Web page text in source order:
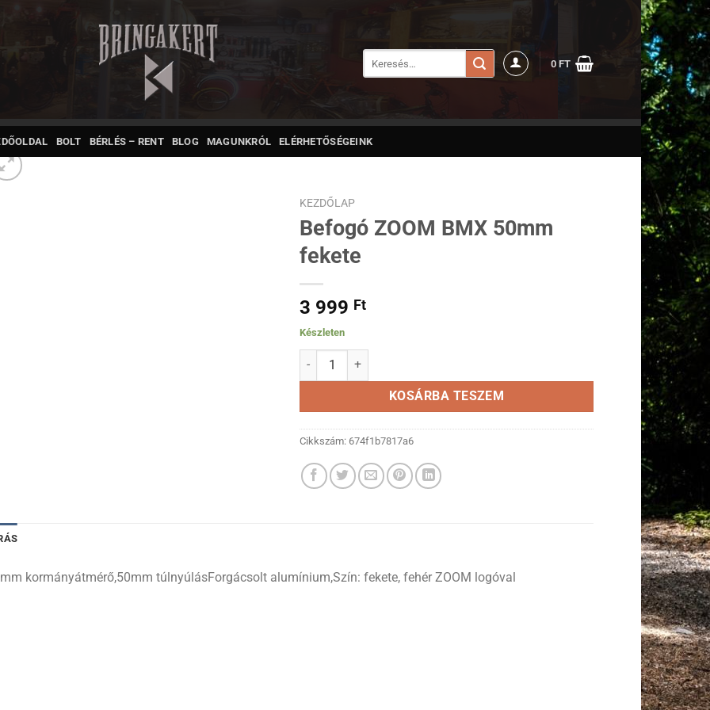
0FT
BOLT BÉRLÉS – RENT BLOG MAGUNKRÓL ELÉRHETŐSÉGEINK
KEZDŐLAP
Befogó ZOOM BMX 50mm
fekete
3 999 Ft
Készleten
Befogó ZOOM BMX 50mm fekete mennyiség
KOSÁRBA TESZEM
Cikkszám: 674f1b7817a6
kormányátmérő,50mm túlnyúlásForgácsolt alumínium,Szín: fekete, fehér ZOOM logóval